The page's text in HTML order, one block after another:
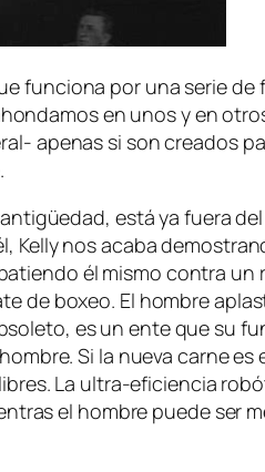
fun­cio­na por una se­rie
en unos y en
ape­nas si son crea­dos
es­tá ya fue­ra
nos aca­ba
él mis­mo con­tra
de bo­xeo. El hom­bre
es un en­te que su
Si la nue­va car­ne
La ultra-eficiencia
el hom­bre pue­de ser